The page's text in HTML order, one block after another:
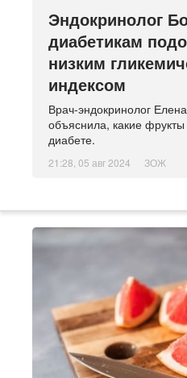
Эндокринолог
диабетикам
низким
индексом
Врач-эндокринолог
объяснила, какие
диабете.
21:28, 05 авг 2024 ЗОЖ